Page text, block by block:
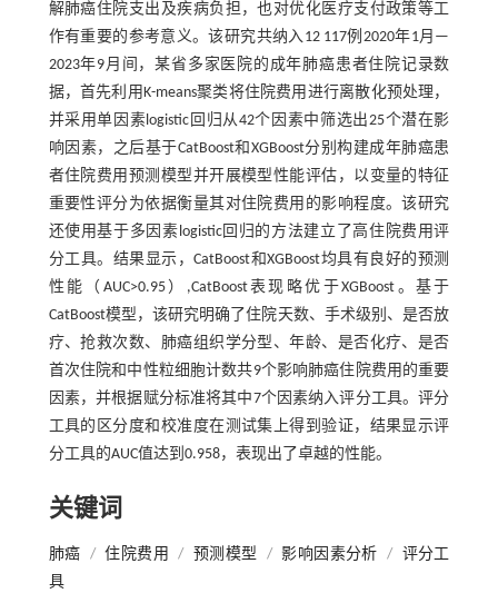
解肺癌住院支出及疾病负担，也对优化医疗支付政策等工
作有重要的参考意义。该研究共纳入12 117例2020年1月—
2023年9月间，某省多家医院的成年肺癌患者住院记录数
据，首先利用K-means聚类将住院费用进行离散化预处理，
并采用单因素logistic回归从42个因素中筛选出25个潜在影
响因素，之后基于CatBoost和XGBoost分别构建成年肺癌患
者住院费用预测模型并开展模型性能评估，以变量的特征
重要性评分为依据衡量其对住院费用的影响程度。该研究
还使用基于多因素logistic回归的方法建立了高住院费用评
分工具。结果显示，CatBoost和XGBoost均具有良好的预测
性能（AUC>0.95）,CatBoost表现略优于XGBoost。基于
CatBoost模型，该研究明确了住院天数、手术级别、是否放
疗、抢救次数、肺癌组织学分型、年龄、是否化疗、是否
首次住院和中性粒细胞计数共9个影响肺癌住院费用的重要
因素，并根据赋分标准将其中7个因素纳入评分工具。评分
工具的区分度和校准度在测试集上得到验证，结果显示评
分工具的AUC值达到0.958，表现出了卓越的性能。
关键词
肺癌 / 住院费用 / 预测模型 / 影响因素分析 / 评分工
具